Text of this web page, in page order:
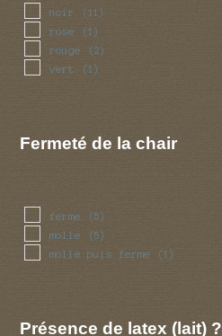
noir (11)
rose (1)
rouge (2)
vert (1)
Fermeté de la chair
ferme (5)
molle (5)
molle puis ferme (1)
Présence de latex (lait) ?